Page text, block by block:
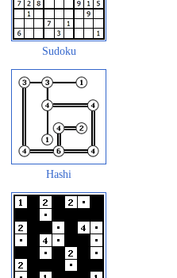
Sudoku
Hashi